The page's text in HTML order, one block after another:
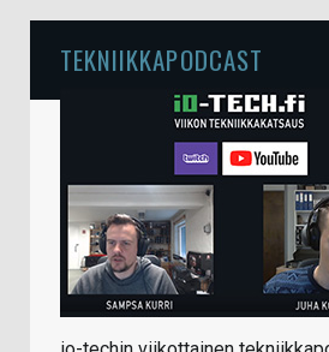
TEKNIIKKAPODCAST